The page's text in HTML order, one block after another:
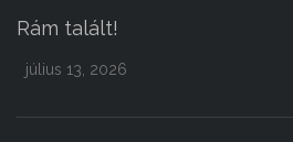
Rám talált!
július 13, 2026